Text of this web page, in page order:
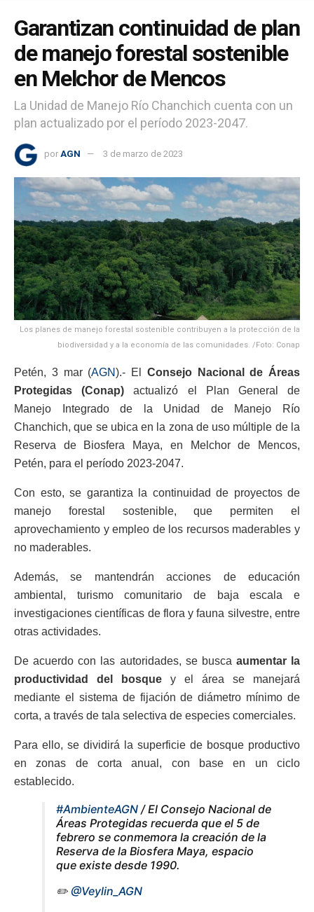
Garantizan continuidad de plan
de manejo forestal sostenible
en Melchor de Mencos
La Unidad de Manejo Río Chanchich cuenta con un
plan actualizado por el período 2023-2047.
por AGN 3 de marzo de 2023
Los planes de manejo forestal sostenible contribuyen a la protección de la
biodiversidad y a la economía de las comunidades. /Foto: Conap
Petén, 3 mar (AGN).- El Consejo Nacional de Áreas
Protegidas (Conap) actualizó el Plan General de
Manejo Integrado de la Unidad de Manejo Río
Chanchich, que se ubica en la zona de uso múltiple de la
Reserva de Biosfera Maya, en Melchor de Mencos,
Petén, para el período 2023-2047.
Con esto, se garantiza la continuidad de proyectos de
manejo forestal sostenible, que permiten el
aprovechamiento y empleo de los recursos maderables y
no maderables.
Además, se mantendrán acciones de educación
ambiental, turismo comunitario de baja escala e
investigaciones científicas de flora y fauna silvestre, entre
otras actividades.
De acuerdo con las autoridades, se busca aumentar la
productividad del bosque y el área se manejará
mediante el sistema de fijación de diámetro mínimo de
corta, a través de tala selectiva de especies comerciales.
Para ello, se dividirá la superficie de bosque productivo
en zonas de corta anual, con base en un ciclo
establecido.
#AmbienteAGN / El Consejo Nacional de
Áreas Protegidas recuerda que el 5 de
febrero se conmemora la creación de la
Reserva de la Biosfera Maya, espacio
que existe desde 1990.
✏️ @Veylin_AGN